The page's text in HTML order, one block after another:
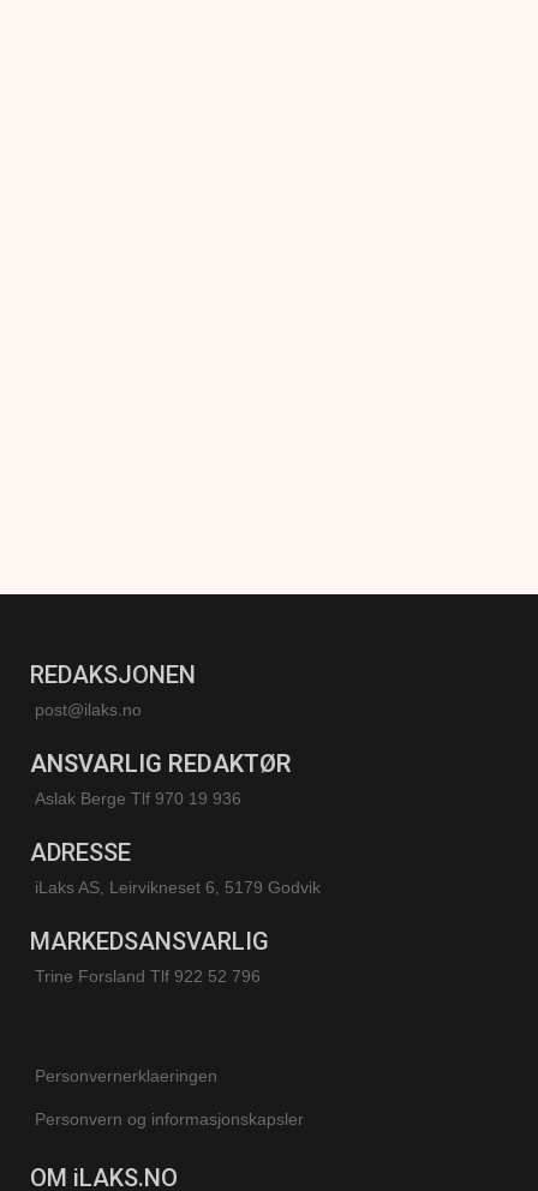
REDAKSJONEN
post@ilaks.no
ANSVARLIG REDAKTØR
Aslak Berge Tlf 970 19 936
ADRESSE
iLaks AS, Leirvikneset 6, 5179 Godvik
MARKEDSANSVARLIG
Trine Forsland Tlf 922 52 796
Personvernerklaeringen
Personvern og informasjonskapsler
OM iLAKS.NO